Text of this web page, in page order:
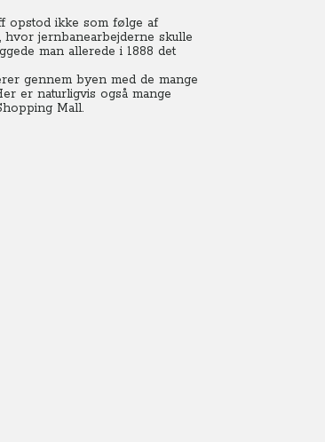
opstod ikke som følge af
hvor jernbanearbejderne skulle
man allerede i 1888 det
gennem byen med de mange
er naturligvis også mange
Mall.